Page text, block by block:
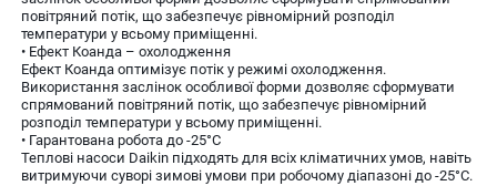
повітряний потік, що забезпечує рівномірний розподіл
температури у всьому приміщенні.
• Ефект Коанда – охолодження
Ефект Коанда оптимізує потік у режимі охолодження.
Використання заслінок особливої ​​форми дозволяє сформувати
спрямований повітряний потік, що забезпечує рівномірний
розподіл температури у всьому приміщенні.
• Гарантована робота до -25°C
Теплові насоси Daikin підходять для всіх кліматичних умов, навіть
витримуючи суворі зимові умови при робочому діапазоні до -25°C.